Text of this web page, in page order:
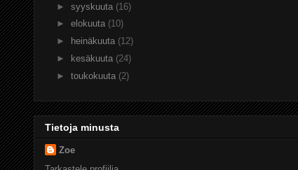
► syyskuuta (16)
► elokuuta (10)
►
heinäkuuta (12)
►
kesäkuuta (24)
► toukokuuta (2)
Tietoja minusta
Zoe